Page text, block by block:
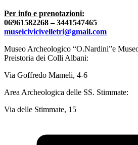
Per info e prenotazioni:
06961582268 – 3441547465
museicivicivelletri@gmail.com
Museo Archeologico “O.Nardini”e
Preistoria dei Colli Albani:
Via Goffredo Mameli, 4-6
Area Archeologica delle SS. Stimmate:
Via delle Stimmate, 15